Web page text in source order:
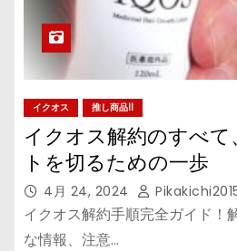
イクオス 推し商品II
イクオス解約のすべ
トを切るための一歩
4月 24, 2024
イクオス解約手順完全ガイド！
な情報、注意…